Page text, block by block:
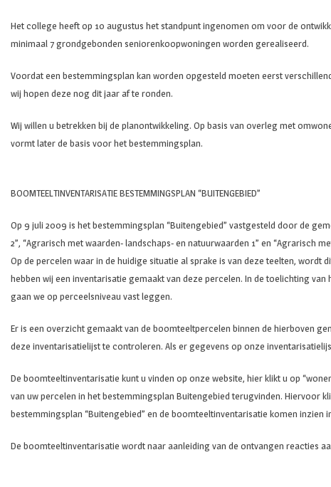
Het college heeft op 10 augustus het standpunt ingenomen om voor de
minimaal 7 grondgebonden seniorenkoopwoningen worden gerealiseerd.
Voordat een bestemmingsplan kan worden opgesteld moeten eerst
wij hopen deze nog dit jaar af te ronden.
Wij willen u betrekken bij de planontwikkeling. Op basis van overleg met
vormt later de basis voor het bestemmingsplan.
BOOMTEELTINVENTARISATIE BESTEMMINGSPLAN “BUITENGEBIED”
Op 9 juli 2009 is het bestemmingsplan “Buitengebied” vastgesteld door de
2”, “Agrarisch met waarden- landschaps- en natuurwaarden 1” en
Op de percelen waar in de huidige situatie al sprake is van deze teelten,
hebben wij een inventarisatie gemaakt van deze percelen. In de toelichting
gaan we op perceelsniveau vast leggen.
Er is een overzicht gemaakt van de boomteeltpercelen binnen de hierboven
deze inventarisatielijst te controleren. Als er gegevens op onze
De boomteeltinventarisatie kunt u vinden op onze website, hier klikt u op
van uw percelen in het bestemmingsplan Buitengebied terugvinden. Hiervoor
bestemmingsplan “Buitengebied” en de boomteeltinventarisatie komen inzien
De boomteeltinventarisatie wordt naar aanleiding van de ontvangen reacties